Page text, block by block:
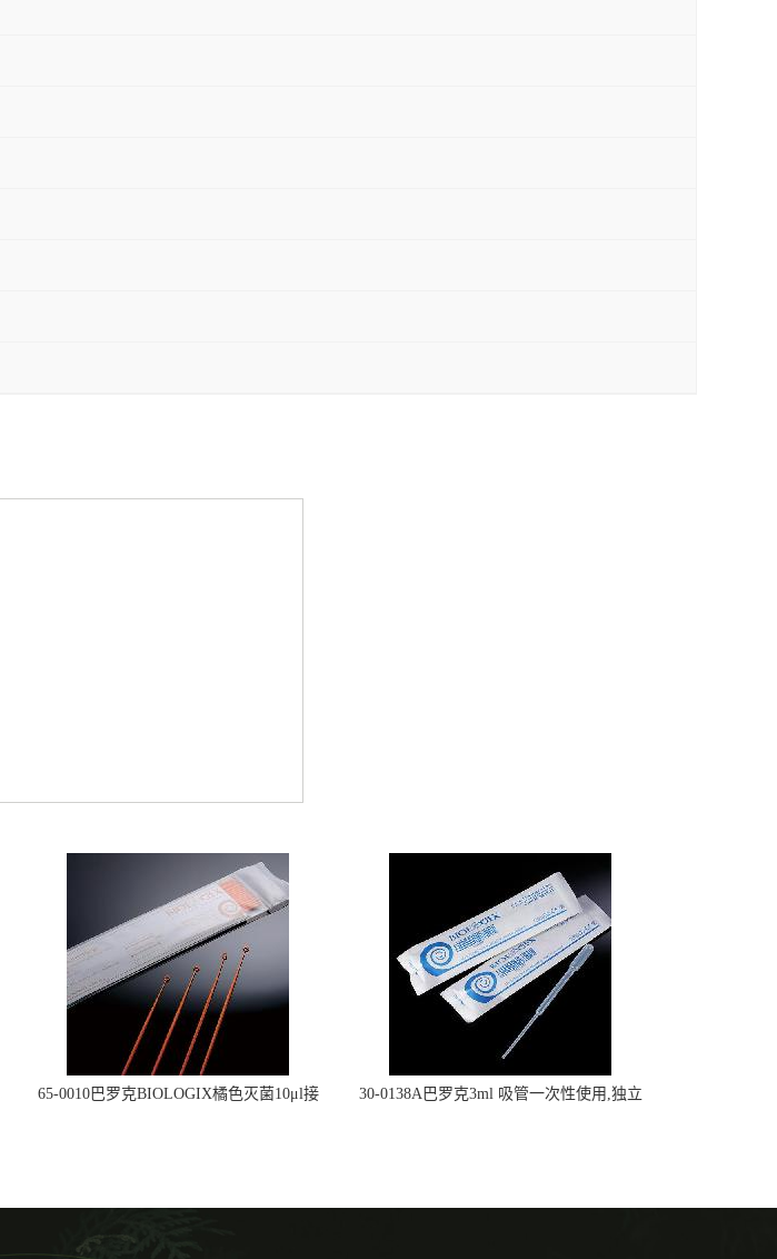
65-0010巴罗克BIOLOGIX橘色灭菌10μl接
30-0138A巴罗克3ml 吸管一次性使用,独立